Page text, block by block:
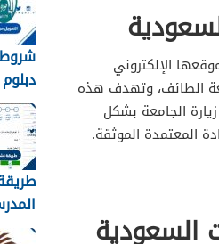
الإلكتروني
الطائف، وتهدف هذه
الجامعة بشكل
المعتمدة الموثقة.
السعودية
نورة 1448
نظام